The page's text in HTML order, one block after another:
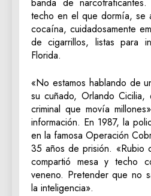
banda de
techo en el que dormía, se
cocaína, cuidadosamente
de cigarrillos, listas para
Florida.
«No estamos hablando de
su cuñado, Orlando
criminal que movía
información. En 1987, la
en la famosa Operación
35 años de prisión. «Rubio
compartió mesa y techo
veneno. Pretender que no
la inteligencia».